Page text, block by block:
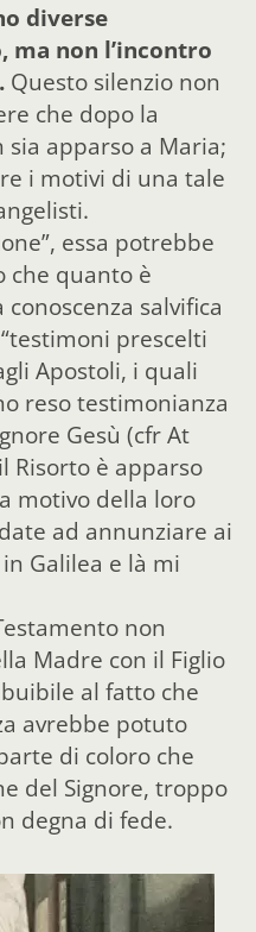
diverse
ma non l’incontro
Questo silenzio non
che dopo la
sia apparso a Maria;
i motivi di una tale
essa potrebbe
che quanto è
salvifica
prescelti
Apostoli, i quali
reso testimonianza
Gesù (cfr At
Risorto è apparso
motivo della loro
ad annunziare ai
Galilea e là mi
non
Madre con il Figlio
al fatto che
avrebbe potuto
di coloro che
del Signore, troppo
degna di fede.